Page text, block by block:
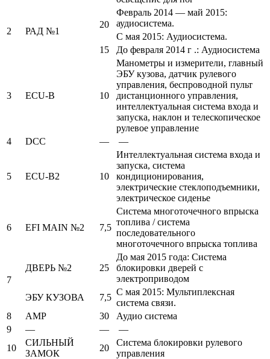
2 РАД №1
20
Февраль 2014 — май 2015:
аудиосистема.
С мая 2015: Аудиосистема.
15
До февраля 2014 г .: Аудиосистема
3 ECU-B 10
Манометры и измерители, главный
ЭБУ кузова, датчик рулевого
управления, беспроводной пульт
дистанционного управления,
интеллектуальная система входа и
запуска, наклон и телескопическое
рулевое управление
4
DCC — —
5 ECU-B2 10
Интеллектуальная система входа и
запуска, система
кондиционирования,
электрические стеклоподъемники,
электрическое сиденье
6 EFI MAIN №2 7,5
Система многоточечного впрыска
топлива / система
последовательного
многоточечного впрыска топлива
7
ДВЕРЬ №2 25
До мая 2015 года: Система
блокировки дверей с
электроприводом
ЭБУ КУЗОВА
7,5
С мая 2015: Мультиплексная
система связи.
8
AMP 30
Аудио система
9
— —
—
10
СИЛЬНЫЙ
ЗАМОК
20
Система блокировки рулевого
управления